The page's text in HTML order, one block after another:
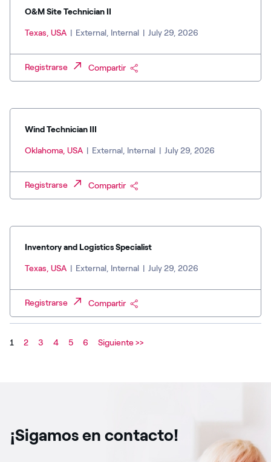
O&M Site Technician II
Texas, USA | External, Internal | July 29, 2026
Registrarse Compartir
Wind Technician III
Oklahoma, USA | External, Internal | July 29, 2026
Registrarse Compartir
Inventory and Logistics Specialist
Texas, USA | External, Internal | July 29, 2026
Registrarse Compartir
1 2 3 4 5 6 Siguiente >>
¡Sigamos en contacto!